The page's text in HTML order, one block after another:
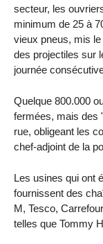
secteur, les
minimum de 25 à
vieux pneus, mis
des projectiles sur
journée
Quelque 800.000
fermées, mais des
rue, obligeant les
chef-adjoint de la
Les usines qui ont
fournissent des
M, Tesco,
telles que Tommy